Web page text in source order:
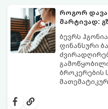
როგორ
მარტივად:
ბევრს
ფინანსური
ბროკერების
ყიდვა
გაერკვეთ